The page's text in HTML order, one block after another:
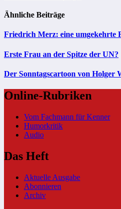
Ähnliche Beiträge
Friedrich Merz: eine umgekehrte
Erste Frau an der Spitze der UN?
Der Sonntagscartoon von Holger
Online-Rubriken
Vom Fachmann für Kenner
Humorkritik
Audio
Das Heft
Aktuelle Ausgabe
Abonnieren
Archiv